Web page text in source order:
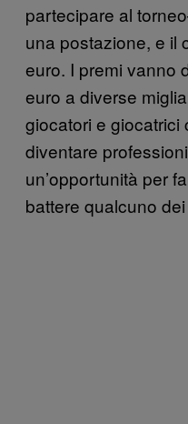
partecipare al
una postazione, e il
euro. I premi vanno
euro a diverse
giocatori e giocatrici
diventare
un’opportunità per
battere qualcuno